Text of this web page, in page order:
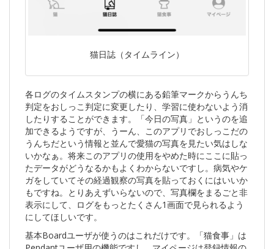
猫日誌（タイムライン）
各ログのタイムスタンプの横にある鉛筆マークからうんち
判定をおしっこ判定に変更したり、学習に使わないよう消
したりすることができます。「今日の写真」というのを追
加できるようですが、うーん、このアプリでおしっこだの
うんちだという情報と並んで愛猫の写真を見たい気はしな
いかなぁ。将来このアプリの使用をやめた時にここに貼っ
たデータがどうなるかもよくわからないですし。病気やケ
ガをしていてその経過観察の写真を貼っておくにはいいか
もですね。とりあえずいらないので、写真欄をまるごと非
表示にして、ログをもっとたくさん1画面で見られるよう
にしてほしいです。
基本Boardユーザが使うのはこれだけです。「猫食事」は